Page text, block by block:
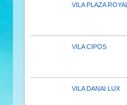
VILA PLAZA ROYAL
VILA CIPOS
VILA DANAI LUX